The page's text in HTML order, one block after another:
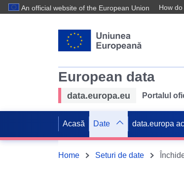
An official website of the European Union How
European data
data.europa.eu Portalul
Acasă Date data.europa
Home Seturi de date